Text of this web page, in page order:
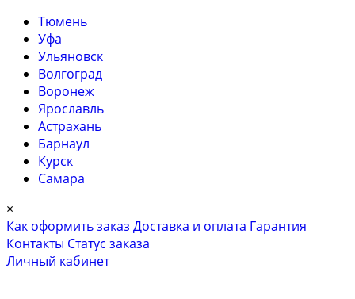
Тюмень
Уфа
Ульяновск
Волгоград
Воронеж
Ярославль
Астрахань
Барнаул
Курск
Самара
×
Как оформить заказ Доставка и оплата Гарантия
Контакты Cтатус заказа
Личный кабинет